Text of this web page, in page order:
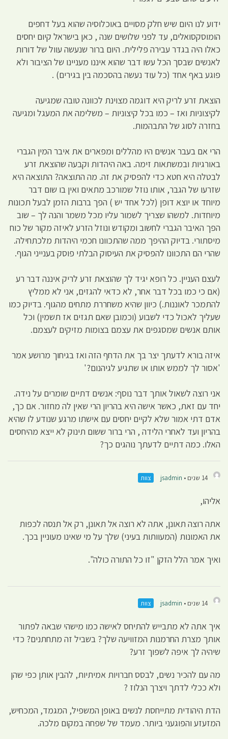
ידוע לנו היום שיש חלק מסויים באוכלוסיה שהוא בעל דחפים
הומוסקסואלים, עד לפני שלושים שנה , כאן בישראל קיום יחסים
כאלו היה בגדר עבירה פלילית. היום ברור שנעשה עוול של דורות
לאנשים שבסך הכל עשו דבר שהוא איננו מעניינו של הציבור ולא
פוגע באף אחד (כל עוד נעשה בהסכמה בין בגירים) .
הוצאת זרע לריק היא דוגמה מצוינת לכוונה טובה שמגיעה
לקיצוניות ואז – כמו בכל קיצוניות – משלימה את המעגל ומגיעה
בחזרה לסוג של התבהמות.
הרי אם בעבר אנשים היו מהללים ומפארים את איבר המין הגברי
באורגיות ובמשתאות זימה. באה היהדות וקבעה שהוצאת זרע
לבטלה היא חטא כדי להפסיק את זה. מה התוצאה? התוצאה היא
שזרעו של הגבר, אותו נוזל שמורכב מתאים ואין בו שום דבר
מיוחד או יוצא דופן (לכל אחד יש ) הפך ברבות הזמן לבעל תכונות
מיוחדות. למשהו שצריך לשמור עליו מכל משמר והנה לך – שוב
הפך האיבר הגברי לחשוב ומקודש ונוזל הזרע לאיזה מקור של כוח
מיסתורי. בדיוק ההיפך ממה שהתכוונו חכמי היהדות מלכתחילה.
שהרי הם התכוונו להפסיק את העיסוק הבלתי פוסק בענייני הגוף.
לעצם העניין. כל רופא יגיד לך שהוצאת זרע לריק איננה דבר רע
(אם כי כמו בכל דבר אחר, לא כדאי להגזים, אני לא ממליץ
להתמכר לאוננות.) כיוון שהיא משחררת מתחים מהגוף. בדיוק כמו
שעליך לאכול כדי לשבוע (וכמובן שאם תגזים אז תשמין) וכל
אותם אנשים שמסגפים את עצמם בצומות מזיקים לעצמם.
איזה בורא לדעתך יצר בך את הדחף הזה ואז בגיחוך מרושע אמר
'אסור לך לממש אותו או שתגיע לגיהנום?'
אני רוצה לשאול אותך דבר נוסף: אנשים דתיים שומרים על נידה.
יחד עם זאת, כאשר אישה היא בהריון הרי שאין לה מחזור. אם כך,
אדם דתי אמור שלא לקיים יחסים עם אישתו מרגע שנודע לו שהיא
בהריון ועד לאחרי הלידה , הרי ברור ששום תינוק לא ייצא מהיחסים
האלו. כמה דתיים לדעתך נוהגים כך?
14 שנים • jsadmin צוות
אליהו,
אתה רוצה תאונן, אתה לא רוצה אל תאונן, רק אל תנסה לכפות
את האמונות (המעוותות בעיני) שלך על מי שאינו מעוניין בכך.
ואיך אמר הלל הזקן "זו כל התורה כולה".
14 שנים • jsadmin צוות
איך אתה לא מתבייש להתיחס לאישה כמו מישהי שבאה לפתור
אותך מצרת החרמנות המזוויעה שלך? בשביל זה מתחתנים? כדי
שיהיה לך איפה לשפוך זרע?
מה עם להכיר נשים, לבסס חברויות אמיתיות, להבין אותן כפי שהן
ולא ככלי לדתך ויצרך הנלוז ?
הדת היהודית מתייחסת לנשים באופן המשפיל, המגמד, המכחיש,
המזעזע והפוגעני ביותר. מעמד של שפחה במקום מלכה.